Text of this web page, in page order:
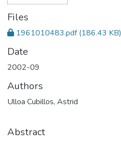
Files
1961010483.pdf(186.43 KB)
Date
2002-09
Authors
Ulloa Cubillos, Astrid
Abstract